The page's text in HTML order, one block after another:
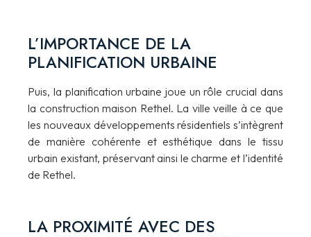
L’IMPORTANCE DE LA
PLANIFICATION URBAINE
Puis, la planification urbaine joue un rôle crucial dans
la construction maison Rethel. La ville veille à ce que
les nouveaux développements résidentiels s’intègrent
de manière cohérente et esthétique dans le tissu
urbain existant, préservant ainsi le charme et l’identité
de Rethel.
LA PROXIMITÉ AVEC DES